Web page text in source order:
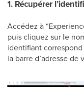
1. Récupérer
Accédez à
puis cliquez sur le
identifiant
la barre d’adresse de